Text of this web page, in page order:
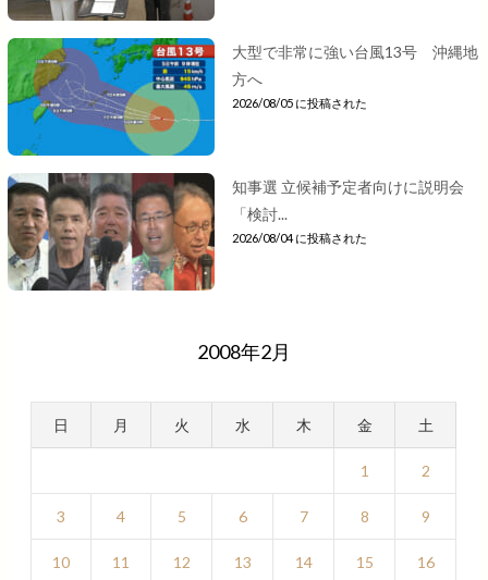
大型で非常に強い台風13号 沖縄地
方へ
2026/08/05 に投稿された
知事選 立候補予定者向けに説明会
「検討...
2026/08/04 に投稿された
2008年2月
日 月 火 水 木 金 土
1 2
3 4 5 6 7 8 9
10 11 12 13 14 15 16